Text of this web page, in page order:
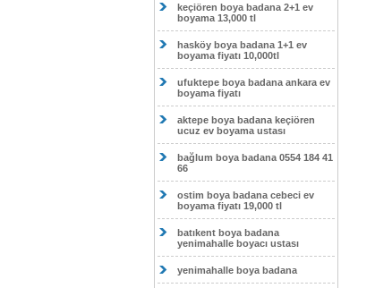
keçiören boya badana 2+1 ev
boyama 13,000 tl
hasköy boya badana 1+1 ev
boyama fiyatı 10,000tl
ufuktepe boya badana ankara ev
boyama fiyatı
aktepe boya badana keçiören
ucuz ev boyama ustası
bağlum boya badana 0554 184 41
66
ostim boya badana cebeci ev
boyama fiyatı 19,000 tl
batıkent boya badana
yenimahalle boyacı ustası
yenimahalle boya badana